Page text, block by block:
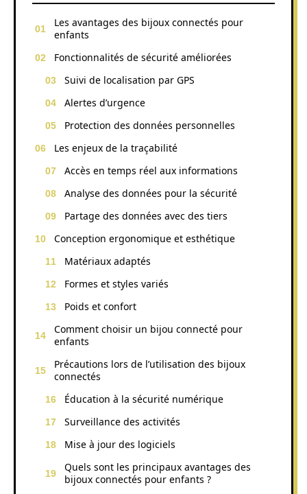
Les avantages des bijoux connectés pour
enfants
Fonctionnalités de sécurité améliorées
Suivi de localisation par GPS
Alertes d’urgence
Protection des données personnelles
Les enjeux de la traçabilité
Accès en temps réel aux informations
Analyse des données pour la sécurité
Partage des données avec des tiers
Conception ergonomique et esthétique
Matériaux adaptés
Formes et styles variés
Poids et confort
Comment choisir un bijou connecté pour
enfants
Précautions lors de l’utilisation des bijoux
connectés
Éducation à la sécurité numérique
Surveillance des activités
Mise à jour des logiciels
Quels sont les principaux avantages des
bijoux connectés pour enfants ?